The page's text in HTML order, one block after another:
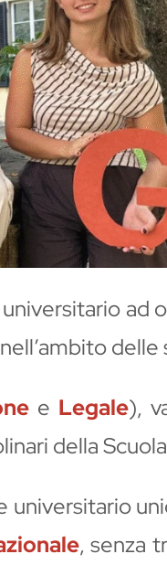
nell’ambito
e Legale),
della
universitario
, senza